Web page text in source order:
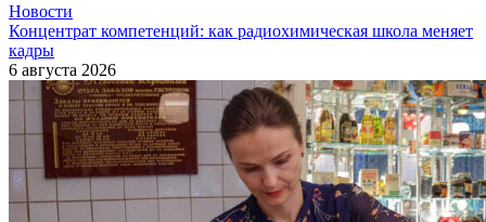
Новости
Концентрат компетенций: как радиохимическая школа меняет
кадры
6 августа 2026